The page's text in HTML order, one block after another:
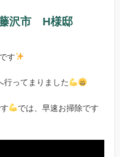
沢市 H様邸
です
行ってまりました
では、早速お掃除です